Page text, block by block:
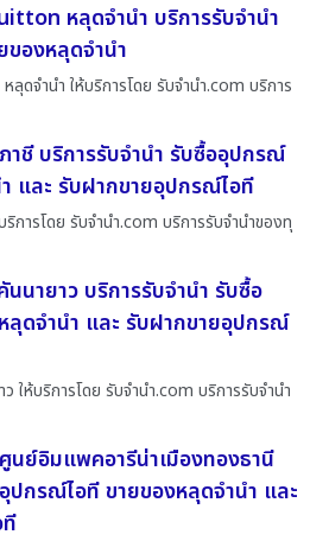
หลุดจำนำ บริการรับจำนำ
องหลุดจำนำ
ดจำนำ ให้บริการโดย รับจํานํา.com บริการ
าชี บริการรับจำนำ รับซื้ออุปกรณ์
และ รับฝากขายอุปกรณ์ไอที
การโดย รับจํานํา.com บริการรับจำนำของทุ
นายาว บริการรับจำนำ รับซื้อ
ดจำนำ และ รับฝากขายอุปกรณ์
ให้บริการโดย รับจํานํา.com บริการรับจำนำ
นย์อิมแพคอารีน่าเมืองทองธานี
ปกรณ์ไอที ขายของหลุดจำนำ และ